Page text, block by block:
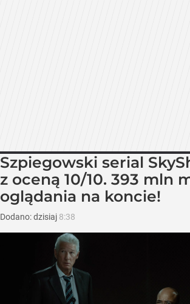
Szpiegowski serial
z oceną 10/10. 393 mln
oglądania na koncie!
Dodano:dzisiaj 8:38